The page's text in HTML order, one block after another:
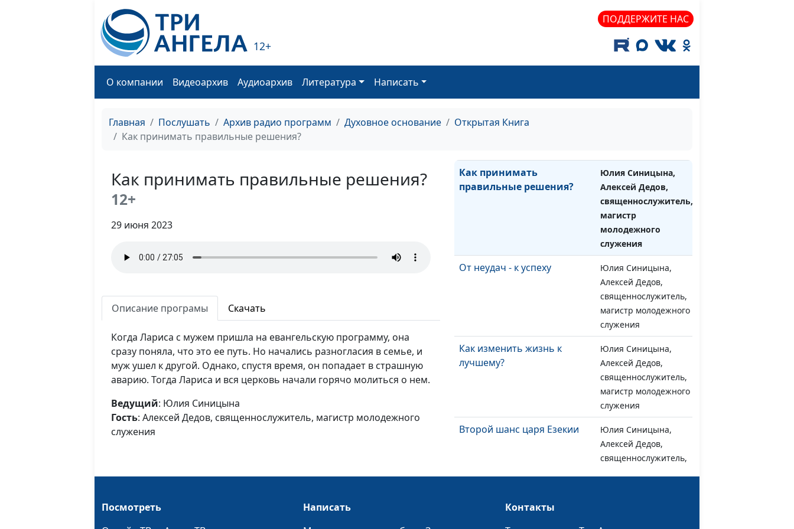
12+
ПОДДЕРЖИТЕ НАС
О компании Видеоархив Аудиоархив Литература Написать
Главная Послушать Архив радио программ Духовное основание
Открытая Книга
Как принимать правильные решения?
Как принимать правильные решения?
12+
29 июня 2023
Описание програмы Скачать
Когда Лариса с мужем пришла на евангельскую программу, она
сразу поняла, что это ее путь. Но начались разногласия в семье, и
муж ушел к другой. Однако, спустя время, он попадает в страшную
аварию. Тогда Лариса и вся церковь начали горячо молиться о нем.
Ведущий: Юлия Синицына
Гость: Алексей Дедов, священнослужитель, магистр молодежного
служения
Юлия Синицына,
Алексей Дедов,
священнослужитель,
магистр молодежного
служения
Как принимать
правильные решения?
Юлия Синицына,
Алексей Дедов,
священнослужитель,
магистр
молодежного
служения
От неудач - к успеху
Юлия Синицына,
Алексей Дедов,
священнослужитель,
магистр молодежного
служения
Как изменить жизнь к
лучшему?
Юлия Синицына,
Алексей Дедов,
священнослужитель,
магистр молодежного
служения
Второй шанс царя Езекии
Юлия Синицына,
Алексей Дедов,
священнослужитель,
Почему Бог допускает
Алексей Дедов,
Посмотреть
Написать
Контакты